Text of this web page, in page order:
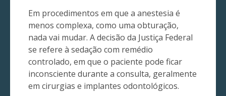
Em procedimentos em que a anestesia é
menos complexa, como uma obturação,
nada vai mudar. A decisão da Justiça Federal
se refere à sedação com remédio
controlado, em que o paciente pode ficar
inconsciente durante a consulta, geralmente
em cirurgias e implantes odontológicos.